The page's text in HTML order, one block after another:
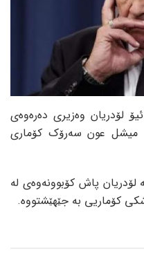
لۆدریان وەزیری دەرەوەی
میشل عون سەرۆک کۆماری
لۆدریان پاش کۆبوونەوەی لە
کۆماریی بە جێهێشتووە.